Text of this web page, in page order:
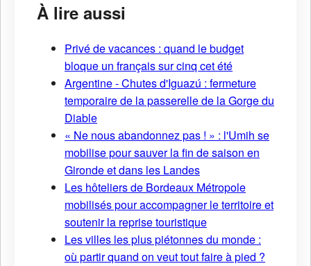
À lire aussi
Privé de vacances : quand le budget
bloque un français sur cinq cet été
Argentine - Chutes d'Iguazú : fermeture
temporaire de la passerelle de la Gorge du
Diable
« Ne nous abandonnez pas ! » : l'Umih se
mobilise pour sauver la fin de saison en
Gironde et dans les Landes
Les hôteliers de Bordeaux Métropole
mobilisés pour accompagner le territoire et
soutenir la reprise touristique
Les villes les plus piétonnes du monde :
où partir quand on veut tout faire à pied ?